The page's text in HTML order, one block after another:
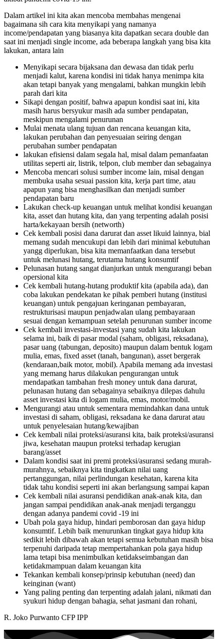
Dalam artikel ini kita akan mencoba membahas mengenai
bagaimana sih cara kita menyikapi yang namanya
income/pendapatan yang biasanya kita dapatkan secara double dan
saat ini menjadi single income, ada beberapa langkah yang bisa kita
lakukan, antara lain
Menyikapi secara bijaksana dan dewasa dan tidak perlu
menjadi kalut, karena kondisi ini tidak hanya menimpa kita
akan tetapi banyak yang mengalami, bahkan mungkin lebih
parah dari kita
Sikapi dengan positif, bahwa apapun kondisi saat ini, kita
masih harus bersyukur masih ada sumber pendapatan,
meskipun mengalami penurunan
Mulai menata ulang tujuan dan rencana keuangan kita,
lakukan perubahan dan penyesuaian seiring dengan
perubahan sumber pendapatan
lakukan efisiensi dalam segala hal, misal dalam pemanfaatan
utilitas seperti air, listrik, telpon, club member dan sebagainya
Mencoba mencari solusi sumber income lain, misal dengan
membuka usaha sesuai passion kita, kerja part time, atau
apapun yang bisa menghasilkan dan menjadi sumber
pendapatan baru
Lakukan check-up keuangan untuk melihat kondisi keuangan
kita, asset dan hutang kita, dan yang terpenting adalah posisi
harta/kekayaan bersih (networth)
Cek kembali posisi dana darurat dan asset likuid lainnya, bial
memang sudah mencukupi dan lebih dari minimal kebutuhan
yangg diperlukan, bisa kita memanfaatkan dana tersebut
untuk melunasi hutang, terutama hutang konsumtif
Pelunasan hutang sangat dianjurkan untuk mengurangi beban
opersional kita
Cek kembali hutang-hutang produktif kita (apabila ada), dan
coba lakukan pendekatan ke pihak pemberi hutang (institusi
keuangan) untuk pengajuan keringanan pembayaran,
restrukturisasi maupun penjadwalan ulang pembayaraan
sesuai dengan kemampuan setelah penurunan sumber income
Cek kembali investasi-investasi yang sudah kita lakukan
selama ini, baik di pasar modal (saham, obligasi, reksadana),
pasar uang (tabungan, deposito) maupun dalam bentuk logam
mulia, emas, fixed asset (tanah, bangunan), asset bergerak
(kendaraan,baik motor, mobil). Apabila memang ada investasi
yang memang harus dilakukan pengurangan untuk
mendapatkan tambahan fresh money untuk dana darurat,
pelunasan hutang dan sebagainya sebaiknya dilepas dahulu
asset investasi kita di logam mulia, emas, motor/mobil.
Mengurangi atau untuk sementara memindahkan dana untuk
investasi di saham, obligasi, reksadana ke dana darurat atau
untuk penyelesaian hutang/kewajiban
Cek kembali nilai proteksi/asuransi kita, baik proteksi/asuransi
jiwa, kesehatan maupun proteksi terhadap kerugian
barang/asset
Dalam kondisi saat ini premi proteksi/asuransi sedang murah-
murahnya, sebaiknya kita tingkatkan nilai uang
pertanggungan, nilai perlindungan kesehatan, karena kita
tidak tahu kondisi seperti ini akan berlangsung sampai kapan
Cek kembali nilai asuransi pendidikan anak-anak kita, dan
jangan sampai pendidikan anak-anak menjadi terganggu
dengan adanya pandemi covid -19 ini
Ubah pola gaya hidup, hindari pemborosan dan gaya hidup
konsumtif. Lebih baik menurunkan tingkat gaya hidup kita
sedikit lebih dibawah akan tetapi semua kebutuhan masih bisa
terpenuhi daripada tetap mempertahankan pola gaya hidup
lama tetapi bisa menimbulkan ketidakseimbangan dan
ketidakmampuan dalam keuangan kita
Tekankan kembali konsep/prinsip kebutuhan (need) dan
keinginan (want)
Yang paling penting dan terpenting adalah jalani, nikmati dan
syukuri hidup dengan bahagia, sehat jasmani dan rohani,
R. Joko Purwanto CFP IPP